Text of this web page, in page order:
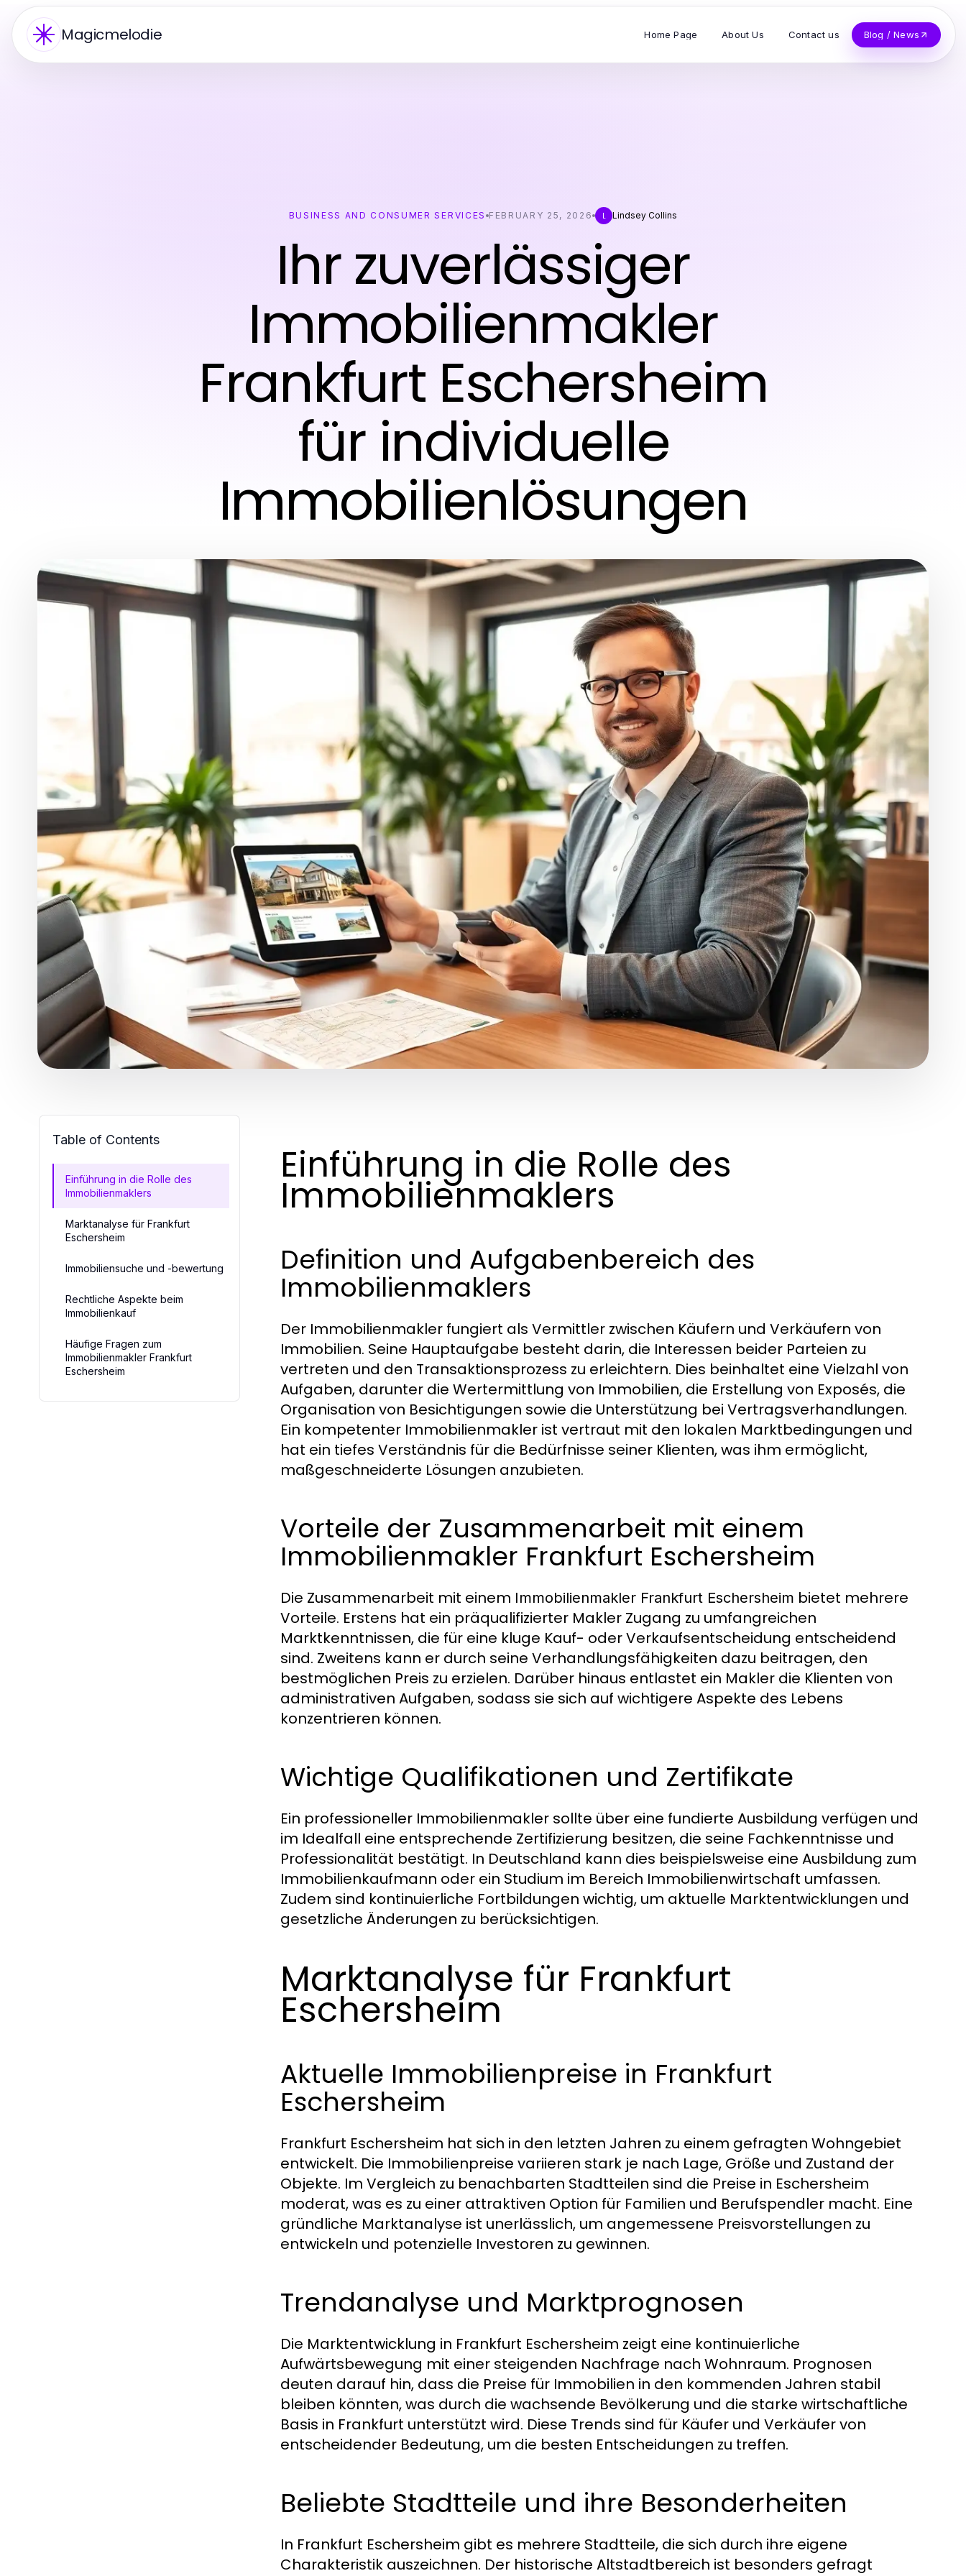
Magicmelodie Home Page About Us Contact us Blog / News
BUSINESS AND CONSUMER SERVICES FEBRUARY 25, 2026 L Lindsey Collins
Ihr zuverlässiger
Immobilienmakler
Frankfurt Eschersheim
für individuelle
Immobilienlösungen
Table of Contents
Einführung in die Rolle des
Immobilienmaklers
Marktanalyse für Frankfurt
Eschersheim
Immobiliensuche und -bewertung
Rechtliche Aspekte beim
Immobilienkauf
Häufige Fragen zum
Immobilienmakler Frankfurt
Eschersheim
Einführung in die Rolle des
Immobilienmaklers
Definition und Aufgabenbereich des
Immobilienmaklers
Der Immobilienmakler fungiert als Vermittler zwischen Käufern und Verkäufern von
Immobilien. Seine Hauptaufgabe besteht darin, die Interessen beider Parteien zu
vertreten und den Transaktionsprozess zu erleichtern. Dies beinhaltet eine Vielzahl von
Aufgaben, darunter die Wertermittlung von Immobilien, die Erstellung von Exposés, die
Organisation von Besichtigungen sowie die Unterstützung bei Vertragsverhandlungen.
Ein kompetenter Immobilienmakler ist vertraut mit den lokalen Marktbedingungen und
hat ein tiefes Verständnis für die Bedürfnisse seiner Klienten, was ihm ermöglicht,
maßgeschneiderte Lösungen anzubieten.
Vorteile der Zusammenarbeit mit einem
Immobilienmakler Frankfurt Eschersheim
Die Zusammenarbeit mit einem Immobilienmakler Frankfurt Eschersheim bietet mehrere
Vorteile. Erstens hat ein präqualifizierter Makler Zugang zu umfangreichen
Marktkenntnissen, die für eine kluge Kauf- oder Verkaufsentscheidung entscheidend
sind. Zweitens kann er durch seine Verhandlungsfähigkeiten dazu beitragen, den
bestmöglichen Preis zu erzielen. Darüber hinaus entlastet ein Makler die Klienten von
administrativen Aufgaben, sodass sie sich auf wichtigere Aspekte des Lebens
konzentrieren können.
Wichtige Qualifikationen und Zertifikate
Ein professioneller Immobilienmakler sollte über eine fundierte Ausbildung verfügen und
im Idealfall eine entsprechende Zertifizierung besitzen, die seine Fachkenntnisse und
Professionalität bestätigt. In Deutschland kann dies beispielsweise eine Ausbildung zum
Immobilienkaufmann oder ein Studium im Bereich Immobilienwirtschaft umfassen.
Zudem sind kontinuierliche Fortbildungen wichtig, um aktuelle Marktentwicklungen und
gesetzliche Änderungen zu berücksichtigen.
Marktanalyse für Frankfurt
Eschersheim
Aktuelle Immobilienpreise in Frankfurt
Eschersheim
Frankfurt Eschersheim hat sich in den letzten Jahren zu einem gefragten Wohngebiet
entwickelt. Die Immobilienpreise variieren stark je nach Lage, Größe und Zustand der
Objekte. Im Vergleich zu benachbarten Stadtteilen sind die Preise in Eschersheim
moderat, was es zu einer attraktiven Option für Familien und Berufspendler macht. Eine
gründliche Marktanalyse ist unerlässlich, um angemessene Preisvorstellungen zu
entwickeln und potenzielle Investoren zu gewinnen.
Trendanalyse und Marktprognosen
Die Marktentwicklung in Frankfurt Eschersheim zeigt eine kontinuierliche
Aufwärtsbewegung mit einer steigenden Nachfrage nach Wohnraum. Prognosen
deuten darauf hin, dass die Preise für Immobilien in den kommenden Jahren stabil
bleiben könnten, was durch die wachsende Bevölkerung und die starke wirtschaftliche
Basis in Frankfurt unterstützt wird. Diese Trends sind für Käufer und Verkäufer von
entscheidender Bedeutung, um die besten Entscheidungen zu treffen.
Beliebte Stadtteile und ihre Besonderheiten
In Frankfurt Eschersheim gibt es mehrere Stadtteile, die sich durch ihre eigene
Charakteristik auszeichnen. Der historische Altstadtbereich ist besonders gefragt